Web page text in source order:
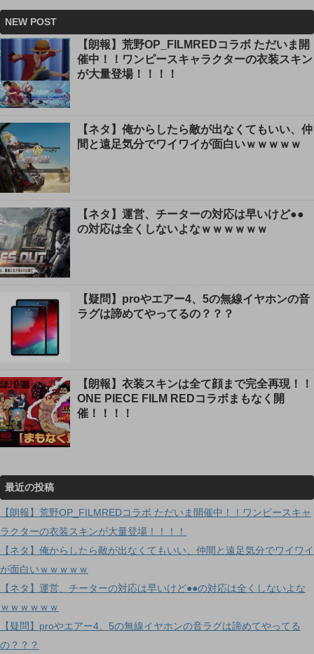
NEW POST
【朗報】荒野OP_FILMREDコラボ ただいま開
催中！！ワンピースキャラクターの衣装スキン
が大量登場！！！！
【ネタ】俺からしたら敵が出なくてもいい、仲
間と遠足気分でワイワイが面白いｗｗｗｗｗ
【ネタ】運営、チーターの対応は早いけど●●
の対応は全くしないよなｗｗｗｗｗｗ
【疑問】proやエアー4、5の無線イヤホンの音
ラグは諦めてやってるの？？？
【朗報】衣装スキンは全て顔まで完全再現！！
ONE PIECE FILM REDコラボまもなく開
催！！！！
最近の投稿
【朗報】荒野OP_FILMREDコラボ ただいま開催中！！ワンピースキャ
ラクターの衣装スキンが大量登場！！！！
【ネタ】俺からしたら敵が出なくてもいい、仲間と遠足気分でワイワイ
が面白いｗｗｗｗｗ
【ネタ】運営、チーターの対応は早いけど●●の対応は全くしないよな
ｗｗｗｗｗｗ
【疑問】proやエアー4、5の無線イヤホンの音ラグは諦めてやってる
の？？？